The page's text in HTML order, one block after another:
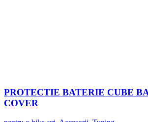
PROTECTIE BATERIE CUBE
COVER